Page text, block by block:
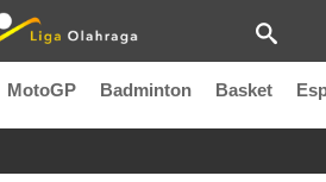
MotoGP Badminton Basket
Liga Spanyol Liga Perancis